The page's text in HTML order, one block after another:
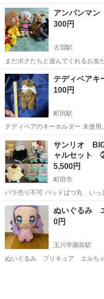
ドで240HK$にて購入し、冷暗所
ィズニーシーで販売していたものになります ダッフ
ハットやマーク入...
東京 町田市 おもちゃ
アンパンマ
300円
古淵駅
まだボクたちと遊んでくれるお友
遊んでくれなくなっちゃった
東京 町田市 古淵駅 お
テディベアキ
100円
町田駅
テディベアのキーホルダー 未使
袋は薄い汚れがあります。 手足ち
東京 町田市 町田駅 お
サンリオ
ャルセット
5,500円
町田市
バラ売り不可 バッドばつ丸 いっしょにねんね 超超BIG DXぬいぐる
み ハンギョドン 超超BIG DXぬいぐるみ ハンギョドン×3 超BIG DXぬ
いぐるみ サイ
東京 町田市 おもちゃ
ぬいぐるみ
0円
玉川学園前駅
ぬいぐるみ プリキュア エルちゃん お取り引き後の返品、ク